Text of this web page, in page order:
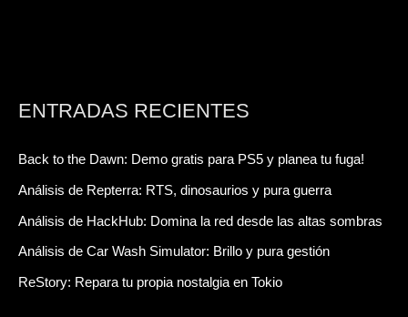
ENTRADAS RECIENTES
Back to the Dawn: Demo gratis para PS5 y planea tu fuga!
Análisis de Repterra: RTS, dinosaurios y pura guerra
Análisis de HackHub: Domina la red desde las altas sombras
Análisis de Car Wash Simulator: Brillo y pura gestión
ReStory: Repara tu propia nostalgia en Tokio